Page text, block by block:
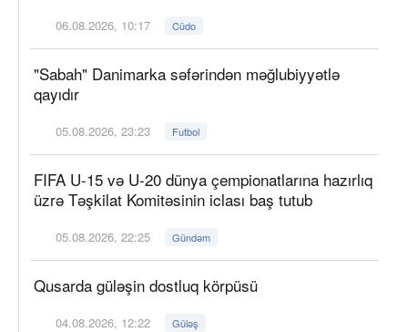
06.08.2026, 10:17 Cüdo
"Sabah" Danimarka səfərindən məğlubiyyətlə
qayıdır
05.08.2026, 23:23 Futbol
FIFA U-15 və U-20 dünya çempionatlarına hazırlıq
üzrə Təşkilat Komitəsinin iclası baş tutub
05.08.2026, 22:25 Gündəm
Qusarda güləşin dostluq körpüsü
04.08.2026, 12:22 Güləş